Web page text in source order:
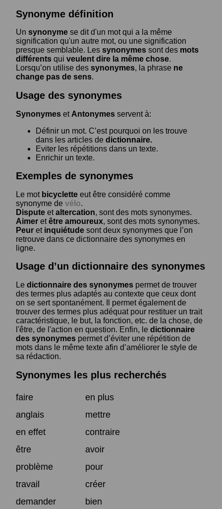
Synonyme définition
Un synonyme se dit d'un mot qui a la même
signification qu'un autre mot, ou une signification
presque semblable. Les synonymes sont des mots
différents qui veulent dire la même chose.
Lorsqu’on utilise des synonymes, la phrase ne
change pas de sens.
Usage des synonymes
Synonymes et Antonymes servent à:
Définir un mot. C’est pourquoi on les trouve
dans les articles de dictionnaire.
Eviter les répétitions dans un texte.
Enrichir un texte.
Exemples de synonymes
Le mot bicyclette eut être considéré comme
synonyme de vélo.
Dispute etaltercation, sont des mots synonymes.
Aimer etêtre amoureux, sont des mots synonymes.
Peur et inquiétude sont deux synonymes que l’on
retrouve dans ce dictionnaire des synonymes en
ligne.
Usage d’un dictionnaire des synonymes
Le dictionnaire des synonymes permet de trouver
des termes plus adaptés au contexte que ceux dont
on se sert spontanément. Il permet également de
trouver des termes plus adéquat pour restituer un trait
caractéristique, le but, la fonction, etc. de la chose, de
l'être, de l'action en question. Enfin, le dictionnaire
des synonymes permet d’éviter une répétition de
mots dans le même texte afin d’améliorer le style de
sa rédaction.
Synonymes les plus recherchés
faire
en plus
anglais
mettre
en effet
contraire
être
avoir
problème
pour
travail
créer
demander
bien